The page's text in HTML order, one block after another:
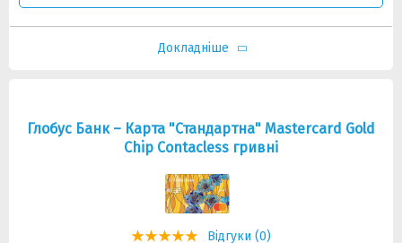
Докладніше
Глобус Банк – Карта "Стандартна" Mastercard Gold
Chip Contacless гривні
Відгуки (0)